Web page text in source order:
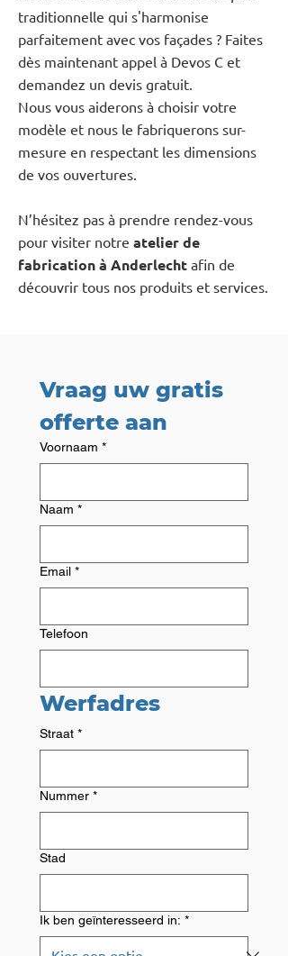
traditionnelle qui s'harmonise
parfaitement avec vos façades ? Faites
dès maintenant appel à Devos C et
demandez un devis gratuit.
Nous vous aiderons à choisir votre
modèle et nous le fabriquerons sur-
mesure en respectant les dimensions
de vos ouvertures.
N’hésitez pas à prendre rendez-vous
pour visiter notre atelier de
fabrication à Anderlecht afin de
découvrir tous nos produits et services.
Vraag uw gratis
offerte aan
Voornaam *
Naam *
Email *
Telefoon
Werfadres
Straat *
Nummer *
Stad
Ik ben geïnteresseerd in: *